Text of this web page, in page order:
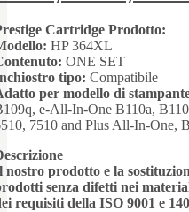
Cartridge Prodotto:
HP 364XL
ONE SET
tipo: Compatibile
per modello di
e-All-In-One B110a,
7510 and Plus All-In-One,
nostro prodotto e la
senza difetti nei
requisiti della ISO 9001 e